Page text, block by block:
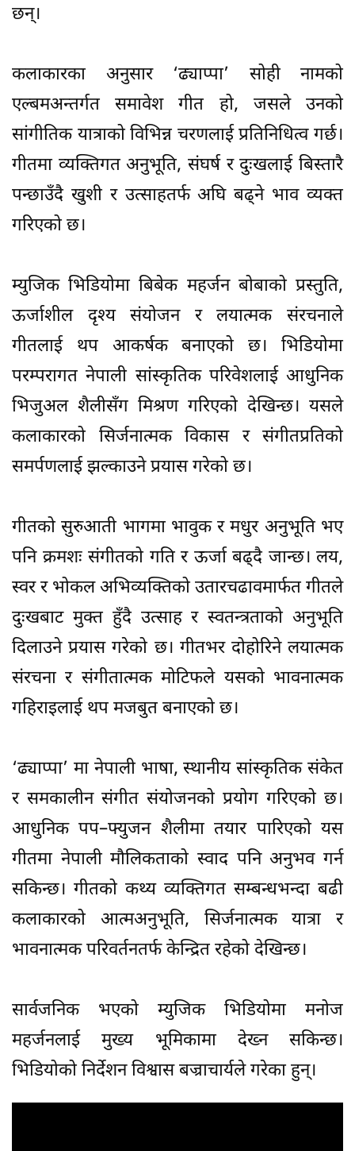
छन्।
कलाकारका अनुसार ‘ढ्याप्पा’ सोही नामको
एल्बमअन्तर्गत समावेश गीत हो, जसले उनको
सांगीतिक यात्राको विभिन्न चरणलाई प्रतिनिधित्व गर्छ।
गीतमा व्यक्तिगत अनुभूति, संघर्ष र दुःखलाई बिस्तारै
पन्छाउँदै खुशी र उत्साहतर्फ अघि बढ्ने भाव व्यक्त
गरिएको छ।
म्युजिक भिडियोमा बिबेक महर्जन बोबाको प्रस्तुति,
ऊर्जाशील दृश्य संयोजन र लयात्मक संरचनाले
गीतलाई थप आकर्षक बनाएको छ। भिडियोमा
परम्परागत नेपाली सांस्कृतिक परिवेशलाई आधुनिक
भिजुअल शैलीसँग मिश्रण गरिएको देखिन्छ। यसले
कलाकारको सिर्जनात्मक विकास र संगीतप्रतिको
समर्पणलाई झल्काउने प्रयास गरेको छ।
गीतको सुरुआती भागमा भावुक र मधुर अनुभूति भए
पनि क्रमशः संगीतको गति र ऊर्जा बढ्दै जान्छ। लय,
स्वर र भोकल अभिव्यक्तिको उतारचढावमार्फत गीतले
दुःखबाट मुक्त हुँदै उत्साह र स्वतन्त्रताको अनुभूति
दिलाउने प्रयास गरेको छ। गीतभर दोहोरिने लयात्मक
संरचना र संगीतात्मक मोटिफले यसको भावनात्मक
गहिराइलाई थप मजबुत बनाएको छ।
‘ढ्याप्पा’ मा नेपाली भाषा, स्थानीय सांस्कृतिक संकेत
र समकालीन संगीत संयोजनको प्रयोग गरिएको छ।
आधुनिक पप–फ्युजन शैलीमा तयार पारिएको यस
गीतमा नेपाली मौलिकताको स्वाद पनि अनुभव गर्न
सकिन्छ। गीतको कथ्य व्यक्तिगत सम्बन्धभन्दा बढी
कलाकारको आत्मअनुभूति, सिर्जनात्मक यात्रा र
भावनात्मक परिवर्तनतर्फ केन्द्रित रहेको देखिन्छ।
सार्वजनिक भएको म्युजिक भिडियोमा मनोज
महर्जनलाई मुख्य भूमिकामा देख्न सकिन्छ।
भिडियोको निर्देशन विश्वास बज्राचार्यले गरेका हुन्।